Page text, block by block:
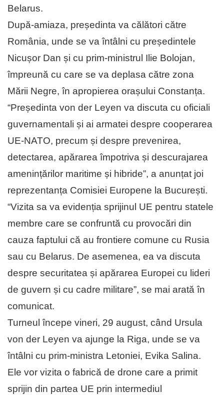
Belarus.
După-amiaza, președinta va călători către
România, unde se va întâlni cu președintele
Nicușor Dan și cu prim-ministrul Ilie Bolojan,
împreună cu care se va deplasa către zona
Mării Negre, în apropierea orașului Constanța.
“Președinta von der Leyen va discuta cu oficiali
guvernamentali și ai armatei despre cooperarea
UE-NATO, precum și despre prevenirea,
detectarea, apărarea împotriva și descurajarea
amenințărilor maritime și hibride”, a anunțat joi
reprezentanța Comisiei Europene la București.
“Vizita sa va evidenția sprijinul UE pentru statele
membre care se confruntă cu provocări din
cauza faptului că au frontiere comune cu Rusia
sau cu Belarus. De asemenea, ea va discuta
despre securitatea și apărarea Europei cu lideri
de guvern și cu cadre militare”, se mai arată în
comunicat.
Turneul începe vineri, 29 august, când Ursula
von der Leyen va ajunge la Riga, unde se va
întâlni cu prim-ministra Letoniei, Evika Salina.
Ele vor vizita o fabrică de drone care a primit
sprijin din partea UE prin intermediul